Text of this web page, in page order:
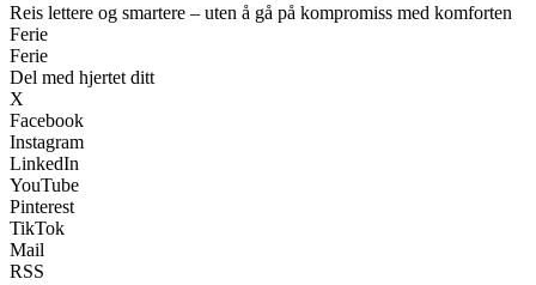
Reis lettere og smartere – uten å gå på kompromiss med komforten
Ferie
Ferie
Del med hjertet ditt
X
Facebook
Instagram
LinkedIn
YouTube
Pinterest
TikTok
Mail
RSS